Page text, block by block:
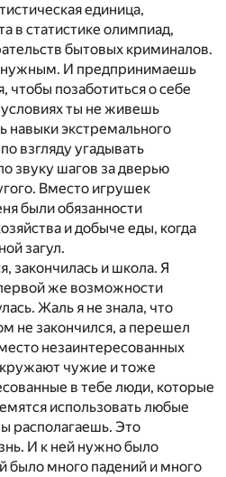
единица,
в статистике олимпиад,
бытовых криминалов.
нужным. И предпринимаешь
позаботиться о себе
ты не живешь
навыки экстремального
взгляду угадывать
звуку шагов за дверью
Вместо игрушек
были обязанности
и добыче еды, когда
загул.
закончилась и школа. Я
же возможности
Жаль я не знала, что
не закончился, а перешел
незаинтересованных
чужие и тоже
в тебе люди, которые
использовать любые
располагаешь. Это
И к ней нужно было
было много падений и много